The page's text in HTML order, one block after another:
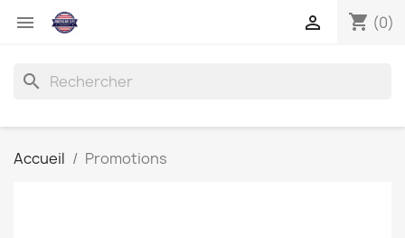
 shopping_cart (0)

search
Accueil Promotions